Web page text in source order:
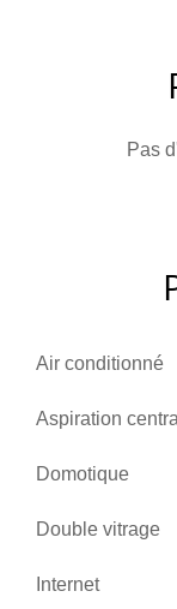
Pas
Air conditionné
Aspiration
Domotique
Double vitrage
Internet